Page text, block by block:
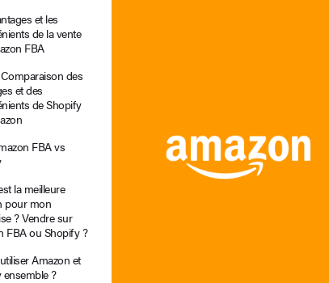
et les
de la vente
FBA
des
et des
de Shopify
FBA vs
la meilleure
pour mon
? Vendre sur
FBA ou Shopify ?
Amazon et
?